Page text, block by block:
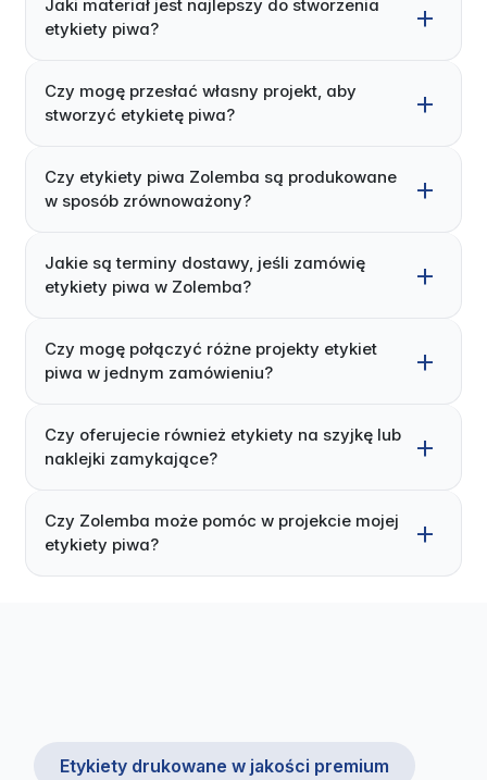
Jaki materiał jest najlepszy do stworzenia
etykiety piwa?
Czy mogę przesłać własny projekt, aby
stworzyć etykietę piwa?
Czy etykiety piwa Zolemba są produkowane
w sposób zrównoważony?
Jakie są terminy dostawy, jeśli zamówię
etykiety piwa w Zolemba?
Czy mogę połączyć różne projekty etykiet
piwa w jednym zamówieniu?
Czy oferujecie również etykiety na szyjkę lub
naklejki zamykające?
Czy Zolemba może pomóc w projekcie mojej
etykiety piwa?
Etykiety drukowane w jakości premium